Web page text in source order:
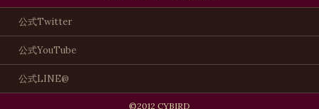
公式Twitter
公式YouTube
公式LINE@
©2012 CYBIRD